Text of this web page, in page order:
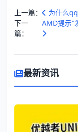
上一篇：
为什么
下一
篇：
AMD提示"
最新资讯